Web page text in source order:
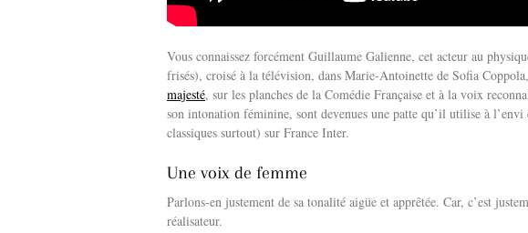
Vous connaissez forcément Guillaume Galienne, cet acteur au
frisés), croisé à la télévision, dans Marie-Antoinette de Sofia
majesté, sur les planches de la Comédie Française et à la voix
son intonation féminine, sont devenues une patte qu’il utilise à
classiques surtout) sur France Inter.
Une voix de femme
Parlons-en justement de sa tonalité aigüe et apprêtée. Car, c’est
réalisateur.